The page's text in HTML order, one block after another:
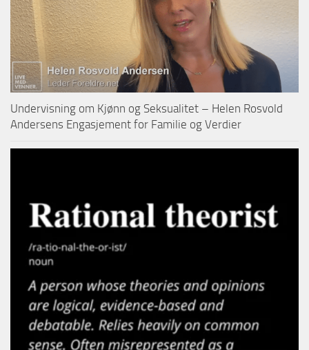
Undervisning om Kjønn og Seksualitet – Helen Rosvold
Andersens Engasjement for Familie og Verdier